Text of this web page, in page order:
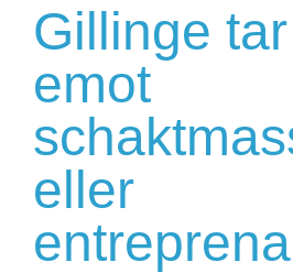
Gillinge
emot
eller